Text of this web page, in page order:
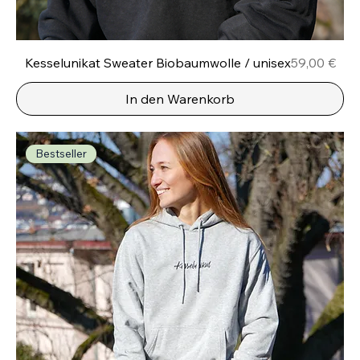
Kesselunikat Sweater Biobaumwolle / unisexPreis
59,00 €
In den Warenkorb
Bestseller